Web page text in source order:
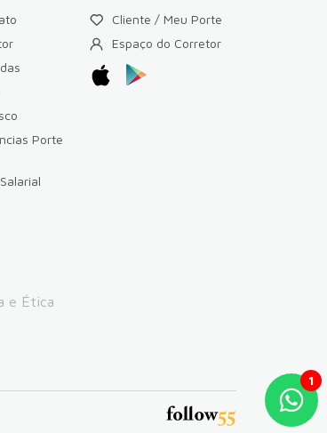
Porte
Cliente / Meu Porte
Espaço do Corretor
e Ética